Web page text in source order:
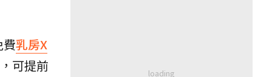
乳房X
可提前